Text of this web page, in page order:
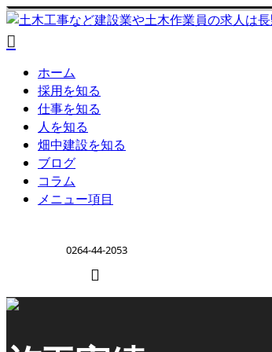
ホーム
採用を知る
仕事を知る
人を知る
畑中建設を知る
ブログ
コラム
メニュー項目
0264-44-2053
ENTRY